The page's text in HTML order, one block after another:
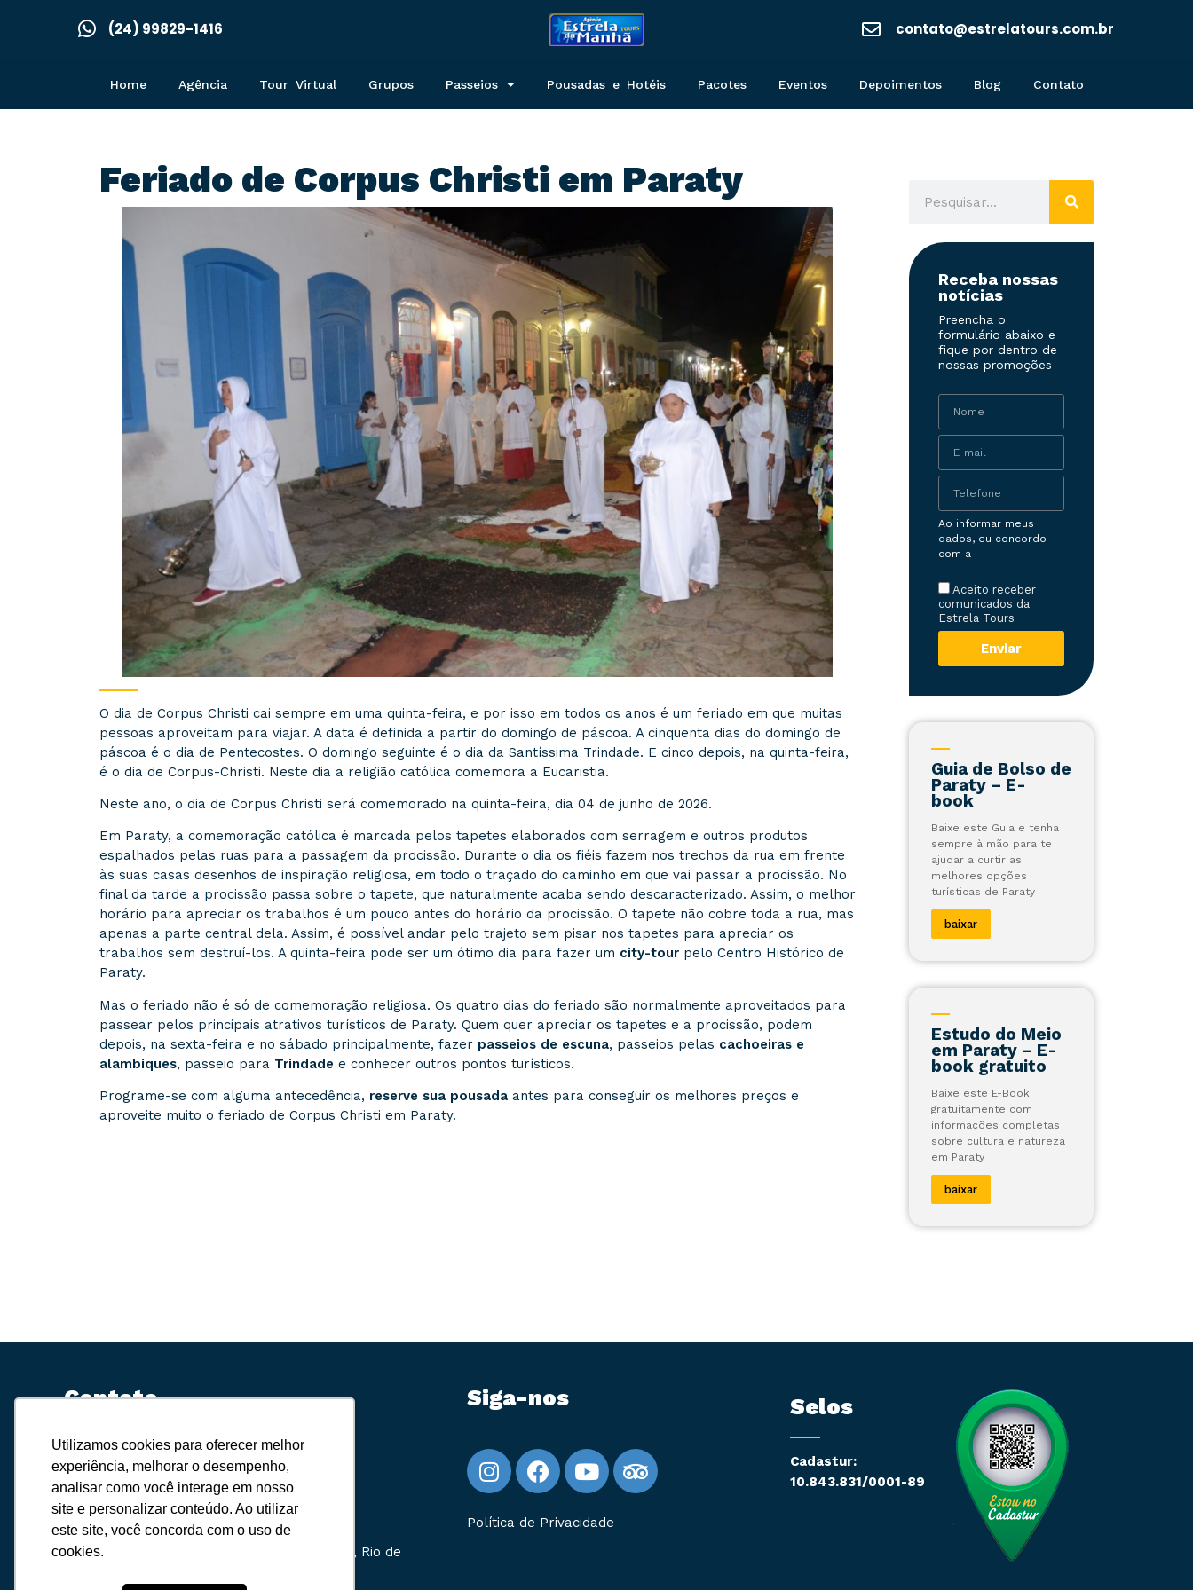
Utilizamos cookies para oferecer melhor
experiência, melhorar o desempenho,
analisar como você interage em nosso
site e personalizar conteúdo. Ao utilizar
este site, você concorda com o uso de
cookies.
(24) 99829-1416 contato@estrelatours.com.br
Home Agência Tour Virtual Grupos Passeios Pousadas e Hotéis Pacotes Eventos Depoimentos Blog Contato
Feriado de Corpus Christi em Paraty
O dia de Corpus Christi cai sempre em uma quinta-feira, e por isso em todos os anos é um feriado em que muitas
pessoas aproveitam para viajar. A data é definida a partir do domingo de páscoa. A cinquenta dias do domingo de
páscoa é o dia de Pentecostes. O domingo seguinte é o dia da Santíssima Trindade. E cinco depois, na quinta-feira,
é o dia de Corpus-Christi. Neste dia a religião católica comemora a Eucaristia.
Neste ano, o dia de Corpus Christi será comemorado na quinta-feira, dia 04 de junho de 2026.
Em Paraty, a comemoração católica é marcada pelos tapetes elaborados com serragem e outros produtos
espalhados pelas ruas para a passagem da procissão. Durante o dia os fiéis fazem nos trechos da rua em frente
às suas casas desenhos de inspiração religiosa, em todo o traçado do caminho em que vai passar a procissão. No
final da tarde a procissão passa sobre o tapete, que naturalmente acaba sendo descaracterizado. Assim, o melhor
horário para apreciar os trabalhos é um pouco antes do horário da procissão. O tapete não cobre toda a rua, mas
apenas a parte central dela. Assim, é possível andar pelo trajeto sem pisar nos tapetes para apreciar os
trabalhos sem destruí-los. A quinta-feira pode ser um ótimo dia para fazer um city-tour pelo Centro Histórico de
Paraty.
Mas o feriado não é só de comemoração religiosa. Os quatro dias do feriado são normalmente aproveitados para
passear pelos principais atrativos turísticos de Paraty. Quem quer apreciar os tapetes e a procissão, podem
depois, na sexta-feira e no sábado principalmente, fazer passeios de escuna, passeios pelas cachoeiras e
alambiques, passeio para Trindade e conhecer outros pontos turísticos.
Programe-se com alguma antecedência, reserve sua pousada antes para conseguir os melhores preços e
aproveite muito o feriado de Corpus Christi em Paraty.
Receba nossas
notícias
Preencha o
formulário abaixo e
fique por dentro de
nossas promoções
Ao informar meus
dados, eu concordo
com a
Aceito receber
comunicados da
Estrela Tours
Enviar
Guia de Bolso de
Paraty – E-
book
Baixe este Guia e tenha
sempre à mão para te
ajudar a curtir as
melhores opções
turísticas de Paraty
baixar
Estudo do Meio
em Paraty – E-
book gratuito
Baixe este E-Book
gratuitamente com
informações completas
sobre cultura e natureza
em Paraty
baixar
Contato
(24) 3038-9035
(24) 99829-1416
contato@estrelatours.com.br
Av. Roberto Silveira, 609 – Centro Paraty, Rio de
Siga-nos
Política de Privacidade
Selos
Cadastur:
10.843.831/0001-89